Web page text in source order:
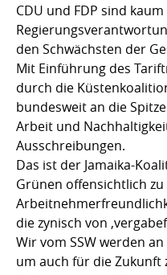
CDU und FDP sind
den Schwächsten der
Mit Einführung des
durch die
bundesweit an die
Arbeit und
Ausschreibungen.
Das ist der Jamaika-
Grünen offensichtlich
die zynisch von
Wir vom SSW werden
um auch für die Zukunft